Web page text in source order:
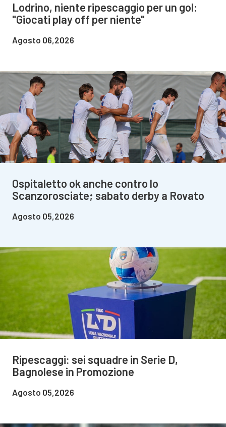
Lodrino, niente ripescaggio per un gol:
"Giocati play off per niente"
Agosto 06,2026
Ospitaletto ok anche contro lo
Scanzorosciate; sabato derby a Rovato
Agosto 05,2026
Ripescaggi: sei squadre in Serie D,
Bagnolese in Promozione
Agosto 05,2026